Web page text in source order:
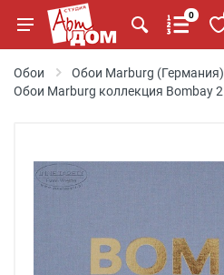
0
Обои
Обои Marburg (Германия)
Обои Marburg коллекция Bombay 2